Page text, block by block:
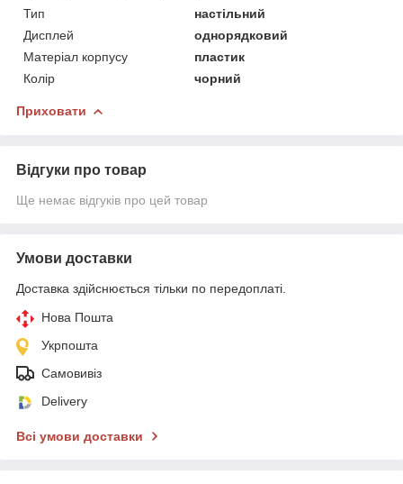
Тип
настільний
Дисплей
однорядковий
Матеріал корпусу
пластик
Колір
чорний
Приховати
Відгуки про товар
Ще немає відгуків про цей товар
Умови доставки
Доставка здійснюється тільки по передоплаті.
Нова Пошта
Укрпошта
Самовивіз
Delivery
Всі умови доставки